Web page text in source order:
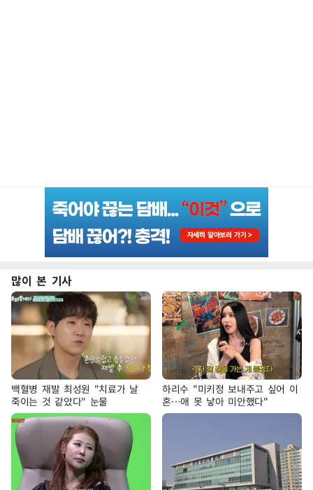
많이 본 기사
백혈병 재발 최성원 "치료가 날
죽이는 것 같았다" 눈물
하리수 "미키정 보내주고 싶어 이
혼…애 못 낳아 미안했다"